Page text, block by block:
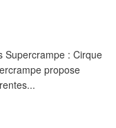
Supercrampe : Cirque
propose